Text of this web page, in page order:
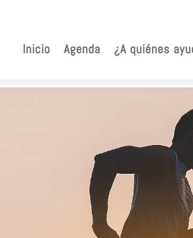
Inicio Agenda ¿A quiénes